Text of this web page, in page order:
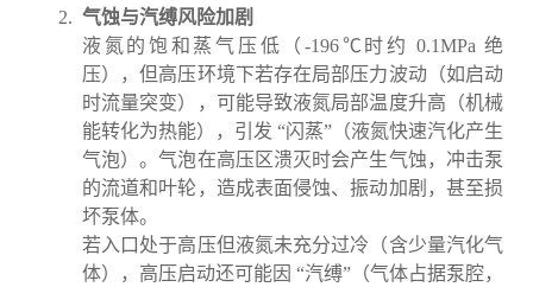
气蚀与汽缚风险加剧
液氮的饱和蒸气压低（-196℃时约 0.1MPa 绝
压），但高压环境下若存在局部压力波动（如启动
时流量突变），可能导致液氮局部温度升高（机械
能转化为热能），引发 “闪蒸”（液氮快速汽化产生
气泡）。气泡在高压区溃灭时会产生气蚀，冲击泵
的流道和叶轮，造成表面侵蚀、振动加剧，甚至损
坏泵体。
若入口处于高压但液氮未充分过冷（含少量汽化气
体），高压启动还可能因 “汽缚”（气体占据泵腔，